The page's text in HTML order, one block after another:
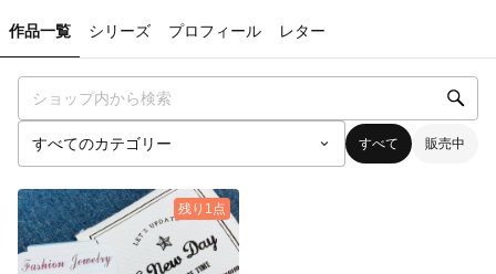
作品一覧 シリーズ プロフィール レター
すべて 販売中
残り1点